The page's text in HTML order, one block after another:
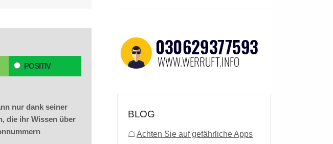
POSITIV
nur dank seiner
die ihr Wissen über
BLOG
☖ Achten Sie auf gefährliche Apps